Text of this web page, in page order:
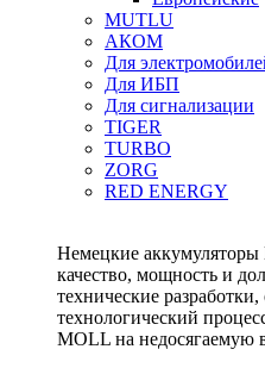
MUTLU
АКОМ
Для
Для ИБП
Для сигнализации
TIGER
TURBO
ZORG
RED ENERGY
Немецкие
качество, мощность и
технические
технологический
MOLL на недосягаемую